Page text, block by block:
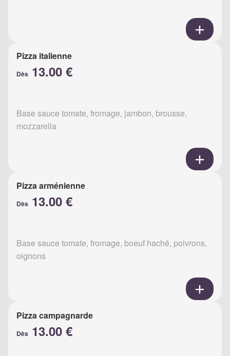
Pizza italienne
Dès 13.00 €
Base sauce tomate, fromage, jambon, brousse,
mozzarella
Pizza arménienne
Dès 13.00 €
Base sauce tomate, fromage, boeuf haché, poivrons,
oignons
Pizza campagnarde
Dès 13.00 €